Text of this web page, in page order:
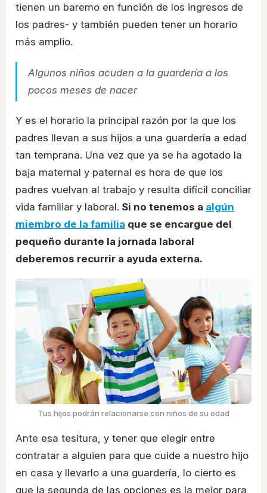
tienen un baremo en función de los ingresos de
los padres- y también pueden tener un horario
más amplio.
Algunos niños acuden a la guardería a los
pocos meses de nacer
Y es el horario la principal razón por la que los
padres llevan a sus hijos a una guardería a edad
tan temprana. Una vez que ya se ha agotado la
baja maternal y paternal es hora de que los
padres vuelvan al trabajo y resulta difícil conciliar
vida familiar y laboral. Si no tenemos a algún
miembro de la familia que se encargue del
pequeño durante la jornada laboral
deberemos recurrir a ayuda externa.
Tus hijos podrán relacionarse con niños de su edad
Ante esa tesitura, y tener que elegir entre
contratar a alguien para que cuide a nuestro hijo
en casa y llevarlo a una guardería, lo cierto es
que la segunda de las opciones es la mejor para